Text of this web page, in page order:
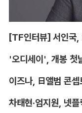
'오디세이', 개봉
이즈나, 日앨범 콘